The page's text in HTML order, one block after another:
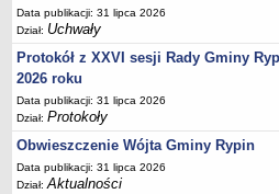
Rada gminy
Wójt
Jednostki organizacyjne, GOPS,
Jednostki pomocnicze - sołectwa
Plan pracy komisji rewizyjnej
Data publikacji: 31 lipca 2026
Dział: Uchwały
Protokół z XXVI sesji Rady Gminy
2026 roku
Data publikacji: 31 lipca 2026
Dział:Protokoły
Obwieszczenie Wójta Gminy Rypin
Data publikacji: 31 lipca 2026
Dział:Aktualności